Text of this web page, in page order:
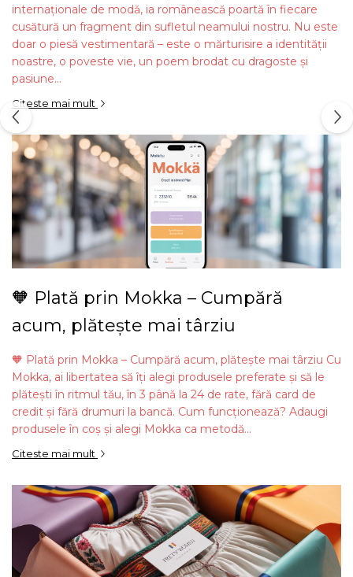
internaționale de modă, ia românească poartă în fiecare
cusătură un fragment din sufletul neamului nostru. Nu este
doar o piesă vestimentară – este o mărturisire a identității
noastre, o poveste vie, un poem brodat cu dragoste și
pasiune...
Citeste mai mult
🧡 Plată prin Mokka – Cumpără
acum, plătește mai târziu
🧡 Plată prin Mokka – Cumpără acum, plătește mai târziu Cu
Mokka, ai libertatea să îți alegi produsele preferate și să le
plătești în ritmul tău, în 3 până la 24 de rate, fără card de
credit și fără drumuri la bancă. Cum funcționează? Adaugi
produsele în coș și alegi Mokka ca metodă...
Citeste mai mult